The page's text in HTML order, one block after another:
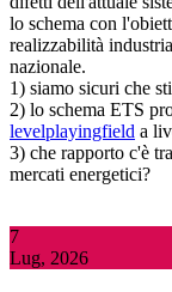
lo schema con
realizzabilità
nazionale.
1) siamo sicuri che
2) lo schema ETS
levelplayingfield a
3) che rapporto c'è
mercati energetici?
7
Lug, 2026